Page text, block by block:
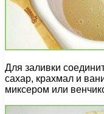
Для заливки
сахар, крахмал и
миксером или